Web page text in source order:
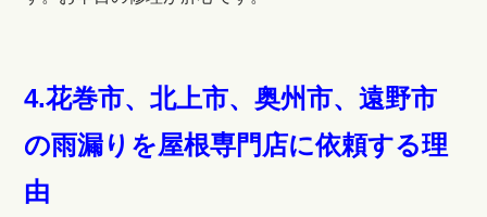
4.花巻市、北上市、奥州市、遠野市
の雨漏りを屋根専門店に依頼する理
由